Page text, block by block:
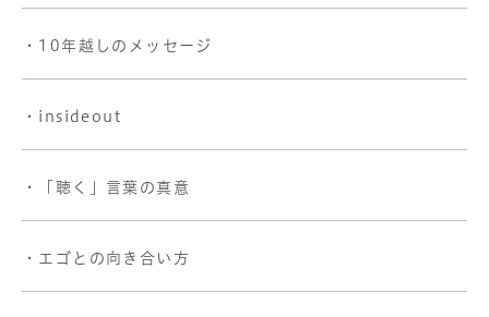
・10年越しのメッセージ
・insideout
・「聴く」言葉の真意
・エゴとの向き合い方